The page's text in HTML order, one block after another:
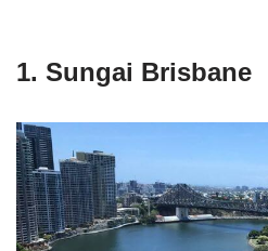
1. Sungai Brisbane